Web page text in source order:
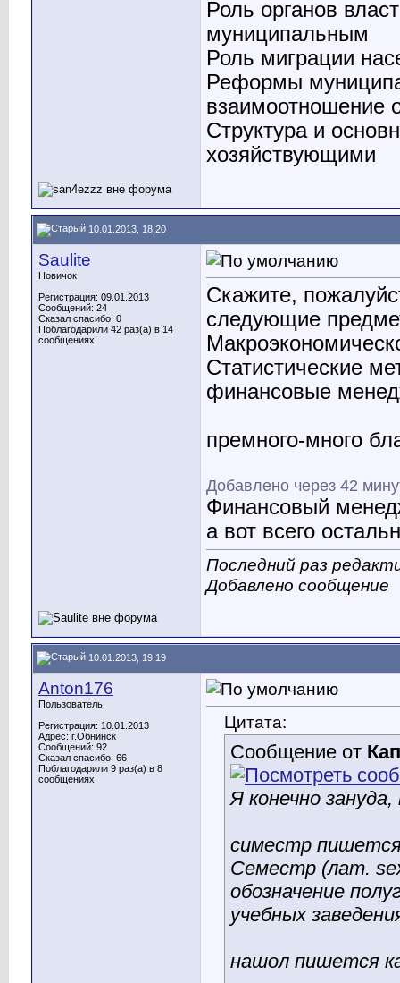
Роль органов
муниципальным
Роль миграции
Реформы
взаимоотношение
Структура и
хозяйствующими
10.01.2013, 18:20
Saulite
Новичок
Регистрация: 09.01.2013
Сообщений: 24
Сказал спасибо: 0
Поблагодарили 42 раз(а) в 14
сообщениях
Скажите,
следующие
Статистические
финансовые
премного-много
Добавлено через 42
Финансовый
а вот всего
Последний раз
Добавлено сообщение
10.01.2013, 19:19
Anton176
Пользователь
Регистрация: 10.01.2013
Адрес: г.Обнинск
Сообщений: 92
Сказал спасибо: 66
Поблагодарили 9 раз(а) в 8
сообщениях
Цитата:
Сообщение от
Я конечно
симестр
Семестр (лат.
обозначение
учебных
нашол пишется